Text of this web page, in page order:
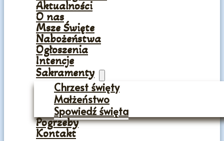
Aktualności
O nas
Msze Święte
Nabożeństwa
Ogłoszenia
Intencje
Sakramenty
Chrzest święty
Małżeństwo
Spowiedź święta
Pogrzeby
Kontakt